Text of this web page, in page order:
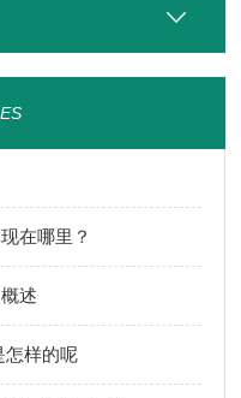
在哪里？
述
怎样的呢